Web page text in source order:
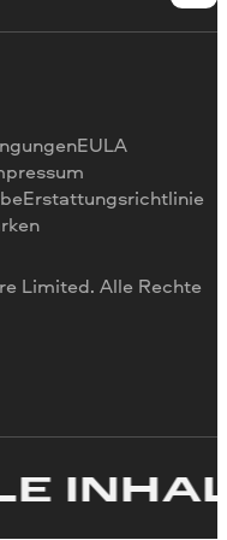
Limited. Alle Rechte
EULA
Erstattungsrichtlinie